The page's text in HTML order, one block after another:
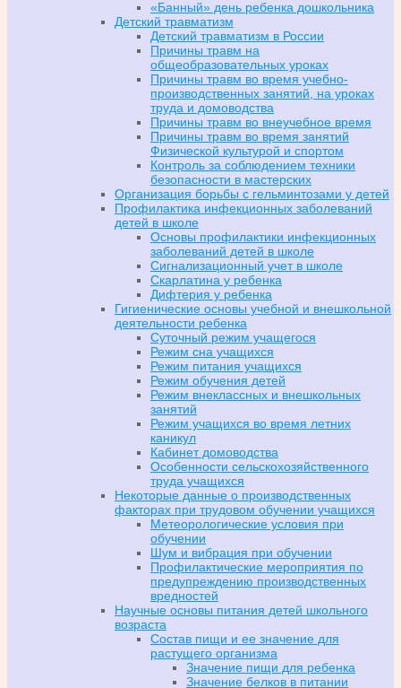
«Банный» день ребенка дошкольника
Детский травматизм
Детский травматизм в России
Причины травм на
общеобразовательных уроках
Причины травм во время учебно-
производственных занятий, на уроках
труда и домоводства
Причины травм во внеучебное время
Причины травм во время занятий
Физической культурой и спортом
Контроль за соблюдением техники
безопасности в мастерских
Организация борьбы с гельминтозами у детей
Профилактика инфекционных заболеваний
детей в школе
Основы профилактики инфекционных
заболеваний детей в школе
Сигнализационный учет в школе
Скарлатина у ребенка
Дифтерия у ребенка
Гигиенические основы учебной и внешкольной
деятельности ребенка
Суточный режим учащегося
Режим сна учащихся
Режим питания учащихся
Режим обучения детей
Режим внеклассных и внешкольных
занятий
Режим учащихся во время летних
каникул
Кабинет домоводства
Особенности сельскохозяйственного
труда учащихся
Некоторые данные о производственных
факторах при трудовом обучении учащихся
Метеорологические условия при
обучении
Шум и вибрация при обучении
Профилактические мероприятия по
предупреждению производственных
вредностей
Научные основы питания детей школьного
возраста
Состав пищи и ее значение для
растущего организма
Значение пищи для ребенка
Значение белков в питании